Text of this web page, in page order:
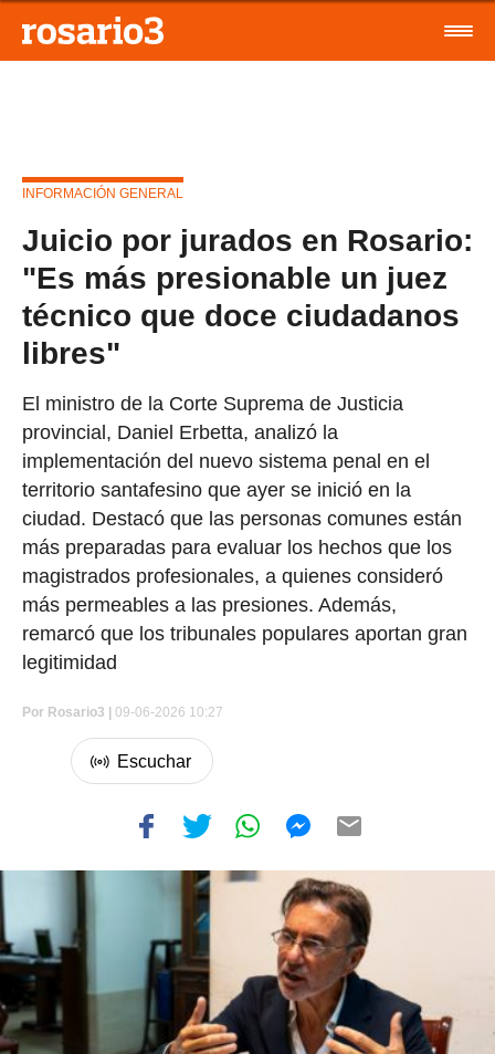
INFORMACIÓN GENERAL
Juicio por jurados en Rosario:
"Es más presionable un juez
técnico que doce ciudadanos
libres"
El ministro de la Corte Suprema de Justicia
provincial, Daniel Erbetta, analizó la
implementación del nuevo sistema penal en el
territorio santafesino que ayer se inició en la
ciudad. Destacó que las personas comunes están
más preparadas para evaluar los hechos que los
magistrados profesionales, a quienes consideró
más permeables a las presiones. Además,
remarcó que los tribunales populares aportan gran
legitimidad
Por Rosario3 | 09-06-2026 10:27